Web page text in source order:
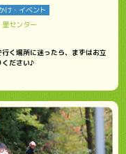
け・イベント
里センター
行く場所に迷ったら、まずはお立
ください♪